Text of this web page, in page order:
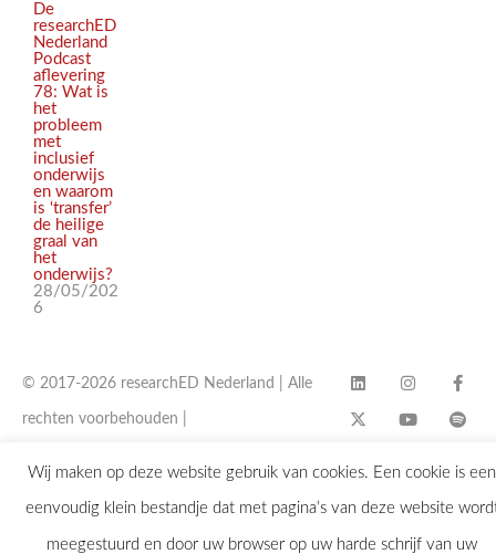
De
researchED
Nederland
Podcast
aflevering
78: Wat is
het
probleem
met
inclusief
onderwijs
en waarom
is ‘transfer’
de heilige
graal van
het
onderwijs?
28/05/202
6
© 2017-2026 researchED Nederland | Alle
rechten voorbehouden |
Wij maken op deze website gebruik van cookies. Een cookie is een
eenvoudig klein bestandje dat met pagina’s van deze website
meegestuurd en door uw browser op uw harde schrijf van uw